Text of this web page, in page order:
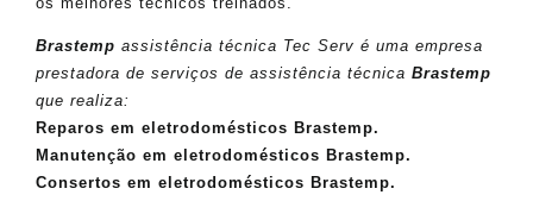
Brastemp assistência técnica Tec Serv é uma empresa
prestadora de serviços de assistência técnica Brastemp
que realiza:
Reparos em eletrodomésticos Brastemp.
Manutenção em eletrodomésticos Brastemp.
Consertos em eletrodomésticos Brastemp.